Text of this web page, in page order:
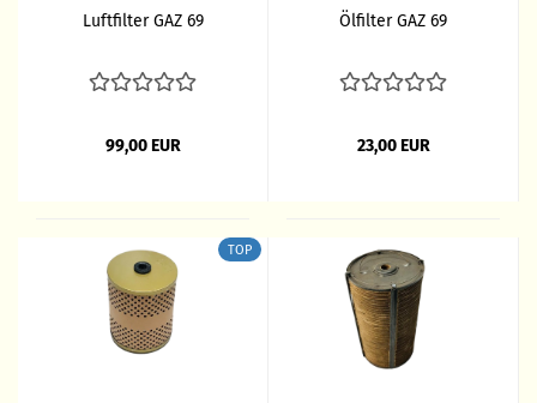
Luftfilter GAZ 69
99,00 EUR
Ölfilter GAZ 69
23,00 EUR
TOP